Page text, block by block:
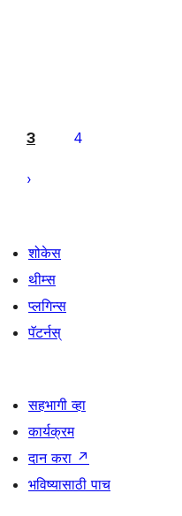
3 4
शोकेस
थीम्स
प्लगिन्स
पॅटर्नस्
सहभागी व्हा
कार्यक्रम
दान करा ↗
भविष्यासाठी पाच